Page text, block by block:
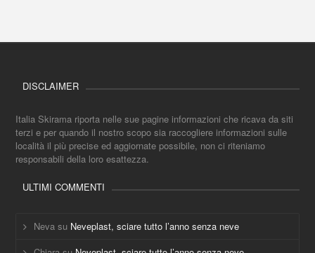
DISCLAIMER
Italia Skirama riporta nelle sue pagine informazioni che ricava da siti
terzi e per quando il nostro scopo sia raccogliere informazioni sulle
località il più precise ed aggiornate possibile, non ci riteniamo
responsabili della loro esattezza.
ULTIMI COMMENTI
Neva su Neveplast, sciare tutto l’anno senza neve